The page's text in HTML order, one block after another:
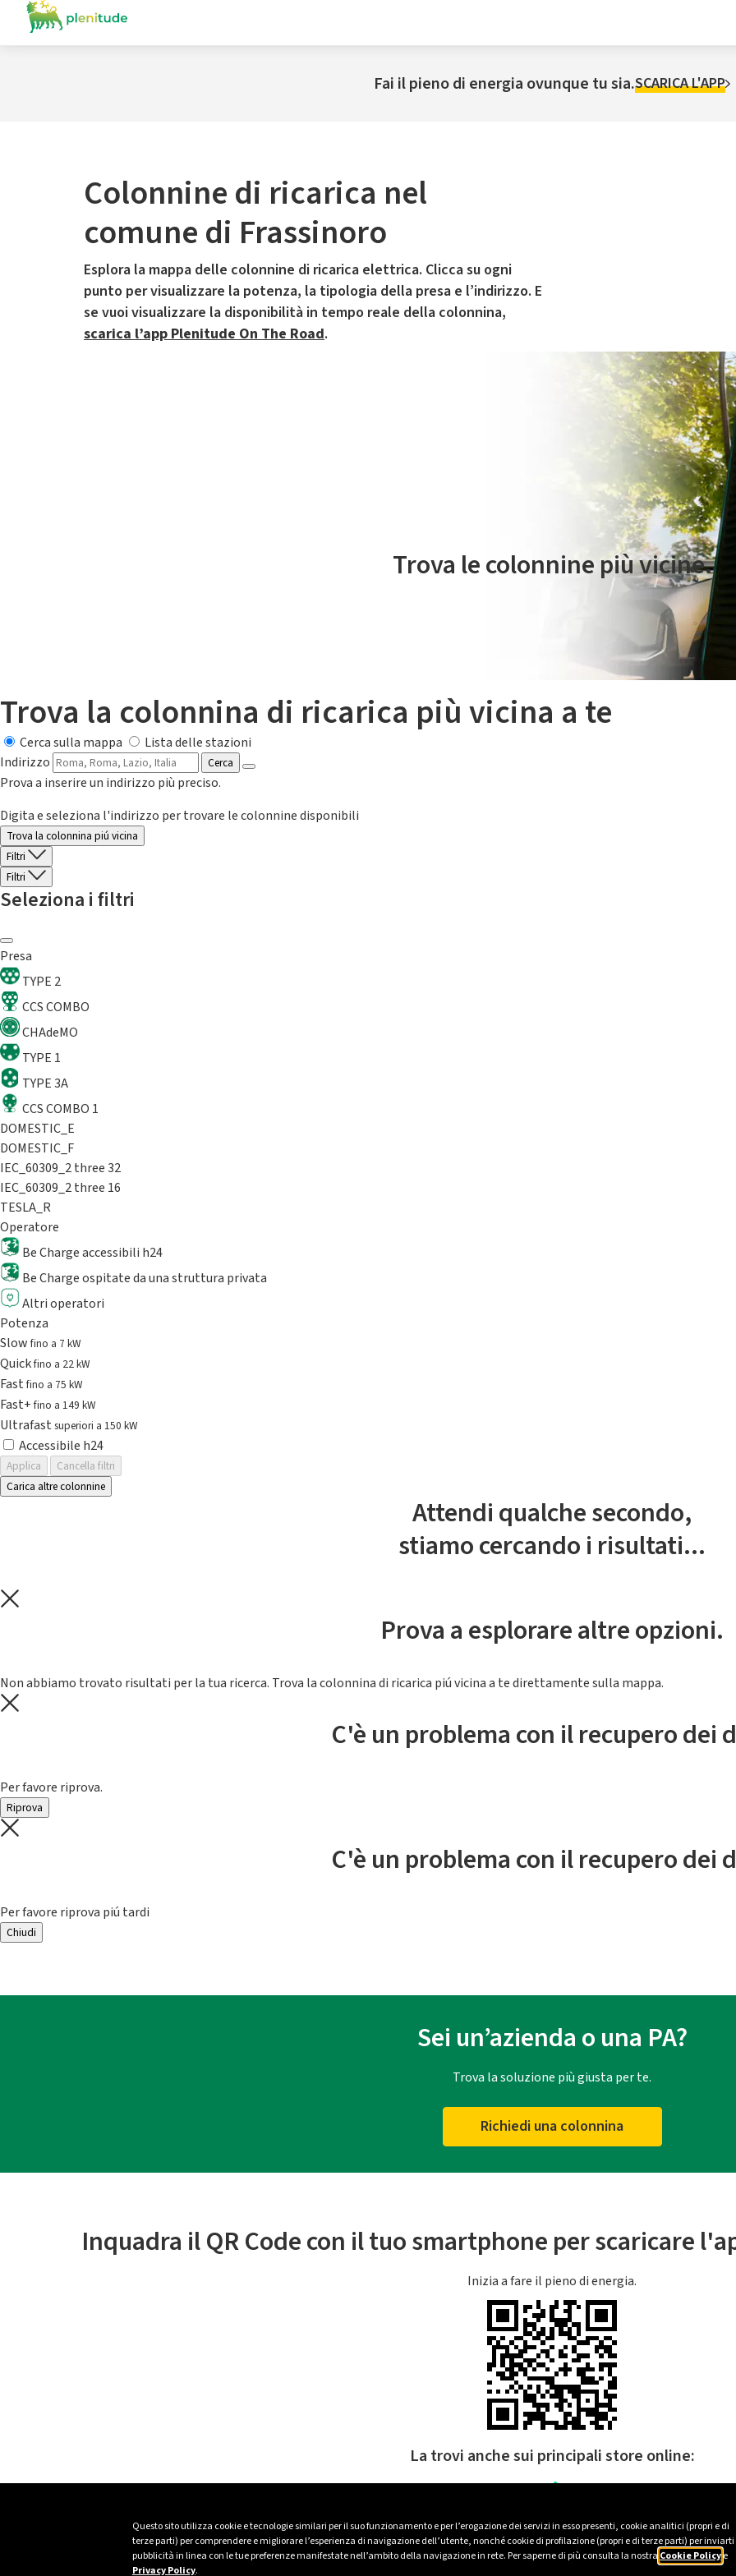
Questo sito utilizza cookie e tecnologie similari per il suo funzionamento e per l’erogazione dei servizi in esso presenti, cookie analitici (propri e di
terze parti) per comprendere e migliorare l’esperienza di navigazione dell’utente, nonché cookie di profilazione (propri e di terze parti) per inviarti
pubblicità in linea con le tue preferenze manifestate nell’ambito della navigazione in rete. Per saperne di più consulta la nostra Cookie Policye
Privacy Policy.
Fai il pieno di energia ovunque tu sia.SCARICA L'APP
Colonnine di ricarica nel
comune di Frassinoro
Esplora la mappa delle colonnine di ricarica elettrica. Clicca su ogni
punto per visualizzare la potenza, la tipologia della presa e l’indirizzo. E
se vuoi visualizzare la disponibilità in tempo reale della colonnina,
scarica l’app Plenitude On The Road.
Il servizio di mobilità elettrica è gestito da Plenitude On The Road
Trova le colonnine più vicine.
Trova la colonnina di ricarica più vicina a te
Cerca sulla mappa
Lista delle stazioni
Indirizzo
Cerca
Prova a inserire un indirizzo più preciso.
Digita e seleziona l'indirizzo per trovare le colonnine disponibili
Trova la colonnina piú vicina
Filtri
Filtri
Seleziona i filtri
Presa
TYPE 2
CCS COMBO
CHAdeMO
TYPE 1
TYPE 3A
CCS COMBO 1
DOMESTIC_E
DOMESTIC_F
IEC_60309_2 three 32
IEC_60309_2 three 16
TESLA_R
Operatore
Be Charge accessibili h24
Be Charge ospitate da una struttura privata
Altri operatori
Potenza
Slowfino a 7 kW
Quickfino a 22 kW
Fastfino a 75 kW
Fast+fino a 149 kW
Ultrafast superiori a 150 kW
Accessibile h24
Applica
Cancella filtri
Carica altre colonnine
Attendi qualche secondo,
stiamo cercando i risultati...
Prova a esplorare altre opzioni.
Non abbiamo trovato risultati per la tua ricerca. Trova la colonnina di ricarica piú vicina a te direttamente sulla mappa.
C'è un problema con il recupero dei
Per favore riprova.
Riprova
C'è un problema con il recupero dei
Per favore riprova piú tardi
Chiudi
Sei un’azienda o una PA?
Trova la soluzione più giusta per te.
Richiedi una colonnina
Inquadra il QR Code con il tuo smartphone per scaricare
Inizia a fare il pieno di energia.
La trovi anche sui principali store online: